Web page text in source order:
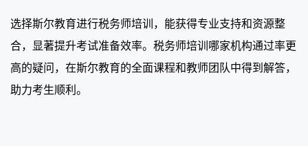
选择斯尔教育进行税务师培训，能获得专业支持和资源整
合，显著提升考试准备效率。税务师培训哪家机构通过率更
高的疑问，在斯尔教育的全面课程和教师团队中得到解答，
助力考生顺利。